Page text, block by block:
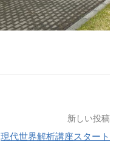
新しい投稿
現代世界解析講座スタート